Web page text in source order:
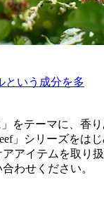
という成分を多
をテーマに、香
」シリーズをは
アイテムを取り
わせください。